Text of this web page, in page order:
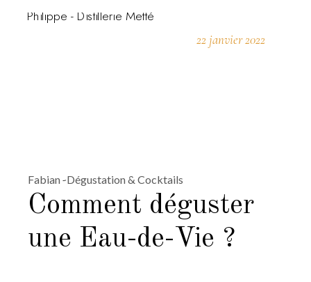
22 janvier 2022
Fabian Dégustation & Cocktails
Comment déguster
une Eau-de-Vie ?